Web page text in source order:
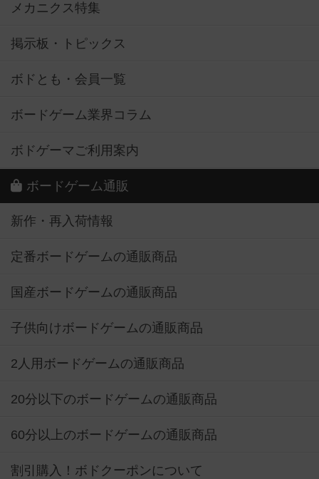
メカニクス特集
掲示板・トピックス
ボドとも・会員一覧
ボードゲーム業界コラム
ボドゲーマご利用案内
ボードゲーム通販
新作・再入荷情報
定番ボードゲームの通販商品
国産ボードゲームの通販商品
子供向けボードゲームの通販商品
2人用ボードゲームの通販商品
20分以下のボードゲームの通販商品
60分以上のボードゲームの通販商品
割引購入！ボドクーポンについて